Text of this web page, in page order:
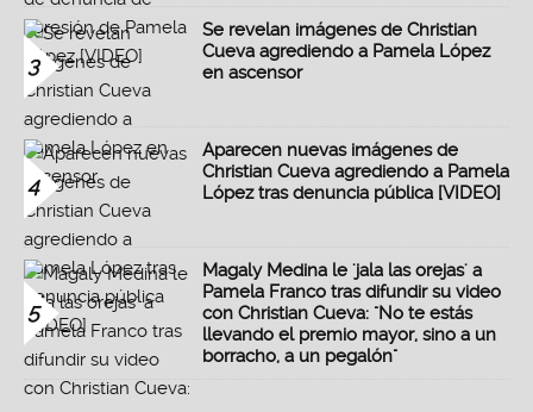
3
Se revelan imágenes de Christian
Cueva agrediendo a Pamela López
en ascensor
4
Aparecen nuevas imágenes de
Christian Cueva agrediendo a Pamela
López tras denuncia pública [VIDEO]
5
Magaly Medina le 'jala las orejas' a
Pamela Franco tras difundir su video
con Christian Cueva: "No te estás
llevando el premio mayor, sino a un
borracho, a un pegalón"